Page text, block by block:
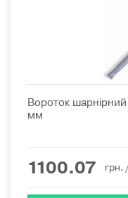
Вороток
мм
1100.07 грн.